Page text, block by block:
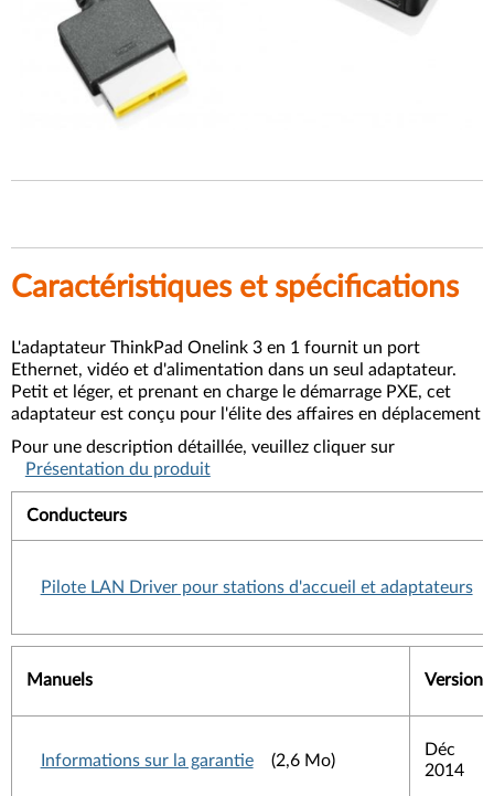
Caractéristiques et spécifications
L'adaptateur ThinkPad Onelink 3 en 1 fournit un port
Ethernet, vidéo et d'alimentation dans un seul adaptateur.
Petit et léger, et prenant en charge le démarrage PXE, cet
adaptateur est conçu pour l'élite des affaires en déplacement
Pour une description détaillée, veuillez cliquer sur
Présentation du produit
Conducteurs
Pilote LAN Driver pour stations d'accueil et adaptateurs
Manuels Version
Informations sur la garantie (2,6 Mo)
Déc
2014